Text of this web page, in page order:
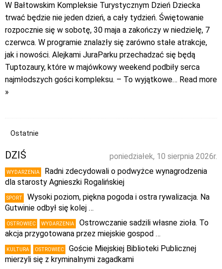
W Bałtowskim Kompleksie Turystycznym Dzień Dziecka
trwać będzie nie jeden dzień, a cały tydzień. Świętowanie
rozpocznie się w sobotę, 30 maja a zakończy w niedzielę, 7
czerwca. W programie znalazły się zarówno stałe atrakcje,
jak i nowości. Alejkami JuraParku przechadzać się będą
Tuptozaury, które w majówkowy weekend podbiły serca
najmłodszych gości kompleksu. – To wyjątkowe… Read more
»
Ostatnie
poniedziałek, 10 sierpnia 2026r.
DZIŚ
WYDARZENIA
Radni zdecydowali o podwyżce wynagrodzenia
dla starosty Agnieszki Rogalińskiej
SPORT
Wysoki poziom, piękna pogoda i ostra rywalizacja. Na
Gutwinie odbył się kolej …
OSTROWIEC WYDARZENIA
Ostrowczanie sadzili własne zioła. To
akcja przygotowana przez miejskie gospod …
KULTURA OSTROWIEC
Goście Miejskiej Biblioteki Publicznej
mierzyli się z kryminalnymi zagadkami